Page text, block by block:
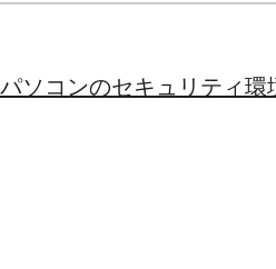
ソコンのセキュリティ環